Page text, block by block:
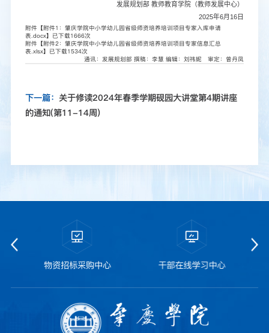
发展规划部 教师教育学院（教师发展中心）
2025年6月16日
附件【附件1：肇庆学院中小学幼儿园省级师资培养培训项目专家入库申请
表.docx】已下载1666次
附件【附件2：肇庆学院中小学幼儿园省级师资培养培训项目专家信息汇总
表.xlsx】已下载1534次
通讯：发展规划部 撰稿：李慧 编辑：刘祎妮 审定：曾丹凤
下一篇： 关于修读2024年春季学期砚园大讲堂第4期讲座
的通知(第11-14周)
物资招标采购中心 干部在线学习中心